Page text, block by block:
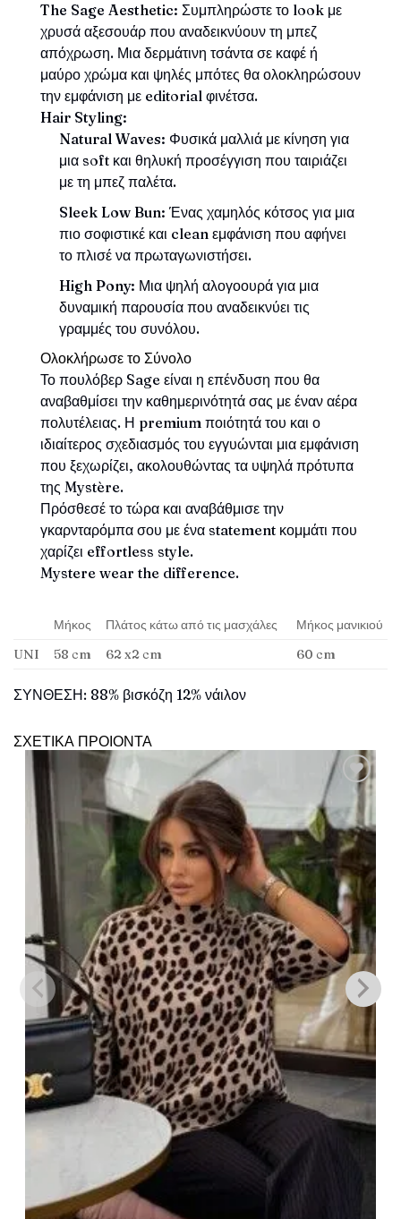
The Sage Aesthetic: Συμπληρώστε το look με
χρυσά αξεσουάρ που αναδεικνύουν τη μπεζ
απόχρωση. Μια δερμάτινη τσάντα σε καφέ ή
μαύρο χρώμα και ψηλές μπότες θα ολοκληρώσουν
την εμφάνιση με editorial φινέτσα.
Hair Styling:
Natural Waves: Φυσικά μαλλιά με κίνηση για
μια soft και θηλυκή προσέγγιση που ταιριάζει
με τη μπεζ παλέτα.
Sleek Low Bun: Ένας χαμηλός κότσος για μια
πιο σοφιστικέ και clean εμφάνιση που αφήνει
το πλισέ να πρωταγωνιστήσει.
High Pony: Μια ψηλή αλογοουρά για μια
δυναμική παρουσία που αναδεικνύει τις
γραμμές του συνόλου.
Ολοκλήρωσε το Σύνολο
Το πουλόβερ Sage είναι η επένδυση που θα
αναβαθμίσει την καθημερινότητά σας με έναν αέρα
πολυτέλειας. Η premium ποιότητά του και ο
ιδιαίτερος σχεδιασμός του εγγυώνται μια εμφάνιση
που ξεχωρίζει, ακολουθώντας τα υψηλά πρότυπα
της Mystère.
Πρόσθεσέ το τώρα και αναβάθμισε την
γκαρνταρόμπα σου με ένα statement κομμάτι που
χαρίζει effortless style.
Mystere wear the difference.
Μήκος Πλάτος κάτω από τις μασχάλες
Μήκος μανικιού
UNI
58 cm 62 x2 cm 60 cm
ΣΥΝΘΕΣΗ: 88% βισκόζη 12% νάιλον
ΣΧΕΤΙΚΑ ΠΡΟΙΟΝΤΑ
Πρόσθήκη
στην λίστα
επιθυμιών